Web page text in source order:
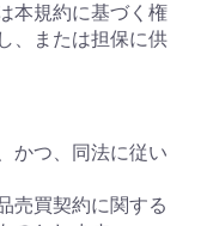
本規約に基づく権
、または担保に供
かつ、同法に従い
売買契約に関する